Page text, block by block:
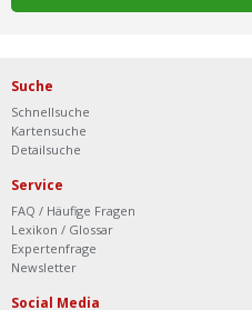
Suche
Schnellsuche
Kartensuche
Detailsuche
Service
FAQ / Häufige Fragen
Lexikon / Glossar
Expertenfrage
Newsletter
Social Media